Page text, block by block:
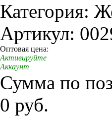
Категория:
Артикул:
Оптовая цена:
Активируйте
Аккаунт
Сумма по
0 руб.